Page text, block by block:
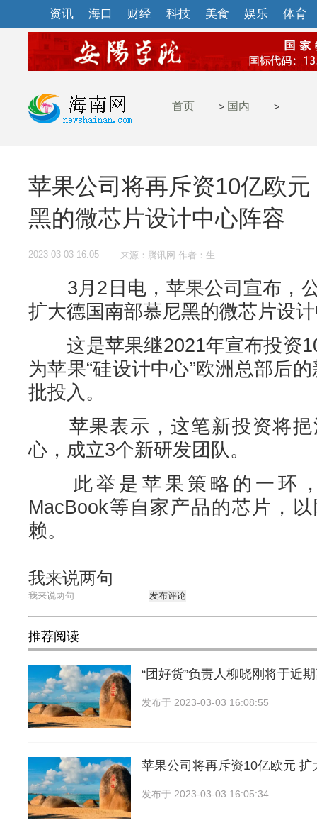
资讯 海口 财经 科技 美食 娱乐 体育
首页 > 国内 >
苹果公司将再斥资10亿欧
黑的微芯片设计中心阵容
2023-03-03 16:05 来源：腾讯网 作者：生
3月2日电，苹果公司宣布，
扩大德国南部慕尼黑的微芯片设
这是苹果继2021年宣布投资
为苹果“硅设计中心”欧洲总部后
批投入。
苹果表示，这笔新投资将挹
心，成立3个新研发团队。
此举是苹果策略的一环，
MacBook等自家产品的芯片，
赖。
我来说两句
发布评论
推荐阅读
“团好货”负责人柳晓刚将于近
发布于 2023-03-03 16:08:55
苹果公司将再斥资10亿欧元 扩
发布于 2023-03-03 16:05:34